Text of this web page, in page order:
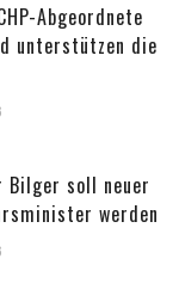
Abgeordnete
unterstützen die
Bilger soll neuer
werden